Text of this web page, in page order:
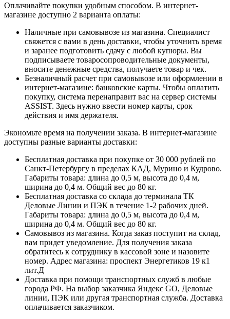
Оплачивайте покупки удобным способом. В интернет-
магазине доступно 2 варианта оплаты:
Наличные при самовывозе из магазина. Специалист
свяжется с вами в день доставки, чтобы уточнить время
и заранее подготовить сдачу с любой купюры. Вы
подписываете товаросопроводительные документы,
вносите денежные средства, получаете товар и чек.
Безналичный расчет при самовывозе или оформлении в
интернет-магазине: банковские карты. Чтобы оплатить
покупку, система перенаправит вас на сервер системы
ASSIST. Здесь нужно ввести номер карты, срок
действия и имя держателя.
Экономьте время на получении заказа. В интернет-магазине
доступны разные варианты доставки:
Бесплатная доставка при покупке от 30 000 рублей по
Санкт-Петербургу в пределах КАД, Мурино и Кудрово.
Габариты товара: длина до 0,5 м, высота до 0,4 м,
ширина до 0,4 м. Общий вес до 80 кг.
Бесплатная доставка со склада до терминала ТК
Деловые Линии и ПЭК в течение 1-2 рабочих дней.
Габариты товара: длина до 0,5 м, высота до 0,4 м,
ширина до 0,4 м. Общий вес до 80 кг.
Самовывоз из магазина. Когда заказ поступит на склад,
вам придет уведомление. Для получения заказа
обратитесь к сотруднику в кассовой зоне и назовите
номер. Адрес магазина: проспект Энергетиков 19 к1
лит.Д
Доставка при помощи транспортных служб в любые
города РФ. На выбор заказчика Яндекс GO, Деловые
линии, ПЭК или другая транспортная служба. Доставка
оплачивается заказчиком.